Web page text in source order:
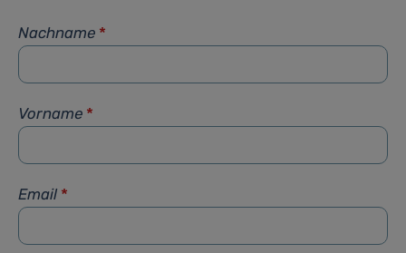
Nachname *
Vorname *
Email *